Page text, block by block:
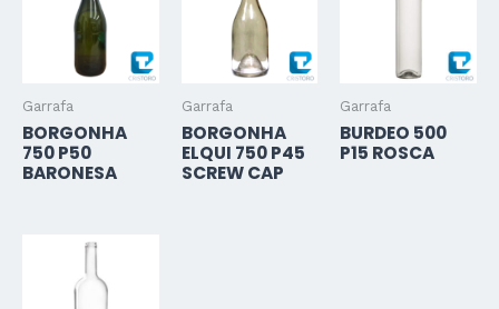
Garrafa
BORGONHA
750 P50
BARONESA
Garrafa
BORGONHA
ELQUI 750 P45
SCREW CAP
Garrafa
BURDEO 500
P15 ROSCA